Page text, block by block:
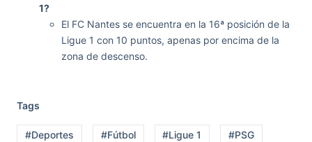
1?
El FC Nantes se encuentra en la 16ª posición de la
Ligue 1 con 10 puntos, apenas por encima de la
zona de descenso.
Tags
#Deportes #Fútbol #Ligue 1 #PSG